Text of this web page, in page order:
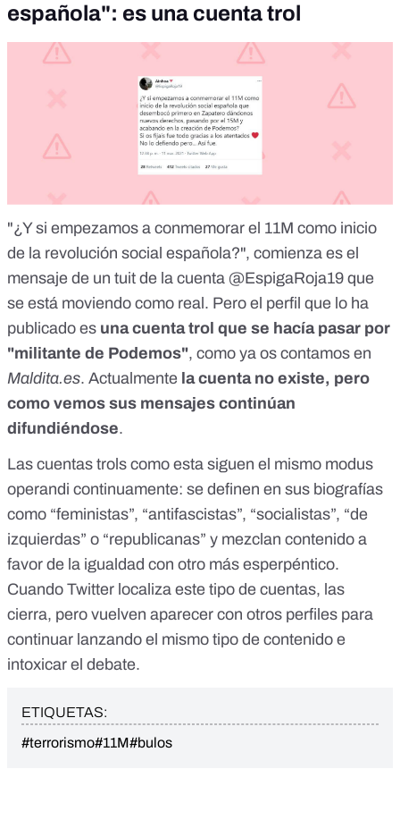
española": es una cuenta trol
"¿Y si empezamos a conmemorar el 11M como inicio
de la revolución social española?", comienza es el
mensaje de un tuit de la cuenta @EspigaRoja19 que
se está moviendo como real. Pero el perfil que lo ha
publicado es una cuenta trol que se hacía pasar por
"militante de Podemos", como ya os contamos en
Maldita.es. Actualmente la cuenta no existe, pero
como vemos sus mensajes continúan
difundiéndose.
Las cuentas trols como esta siguen el mismo modus
operandi continuamente: se definen en sus biografías
como “feministas”, “antifascistas”, “socialistas”, “de
izquierdas” o “republicanas” y mezclan contenido a
favor de la igualdad con otro más esperpéntico.
Cuando Twitter localiza este tipo de cuentas, las
cierra, pero vuelven aparecer con otros perfiles para
continuar lanzando el mismo tipo de contenido e
intoxicar el debate.
ETIQUETAS:
#terrorismo#11M#bulos